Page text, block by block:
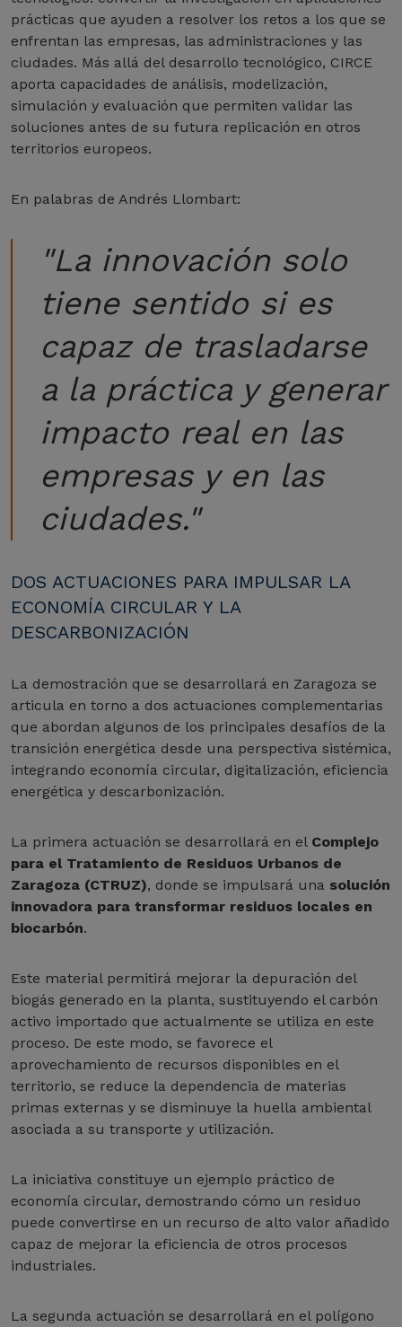
prácticas que ayuden a resolver los retos a los que se
enfrentan las empresas, las administraciones y las
ciudades. Más allá del desarrollo tecnológico, CIRCE
aporta capacidades de análisis, modelización,
simulación y evaluación que permiten validar las
soluciones antes de su futura replicación en otros
territorios europeos.
En palabras de Andrés Llombart:
"La innovación solo
tiene sentido si es
capaz de trasladarse
a la práctica y generar
impacto real en las
empresas y en las
ciudades."
DOS ACTUACIONES PARA IMPULSAR LA
ECONOMÍA CIRCULAR Y LA
DESCARBONIZACIÓN
La demostración que se desarrollará en Zaragoza se
articula en torno a dos actuaciones complementarias
que abordan algunos de los principales desafíos de la
transición energética desde una perspectiva sistémica,
integrando economía circular, digitalización, eficiencia
energética y descarbonización.
La primera actuación se desarrollará en el Complejo
para el Tratamiento de Residuos Urbanos de
Zaragoza (CTRUZ), donde se impulsará una solución
innovadora para transformar residuos locales en
biocarbón.
Este material permitirá mejorar la depuración del
biogás generado en la planta, sustituyendo el carbón
activo importado que actualmente se utiliza en este
proceso. De este modo, se favorece el
aprovechamiento de recursos disponibles en el
territorio, se reduce la dependencia de materias
primas externas y se disminuye la huella ambiental
asociada a su transporte y utilización.
La iniciativa constituye un ejemplo práctico de
economía circular, demostrando cómo un residuo
puede convertirse en un recurso de alto valor añadido
capaz de mejorar la eficiencia de otros procesos
industriales.
La segunda actuación se desarrollará en el polígono